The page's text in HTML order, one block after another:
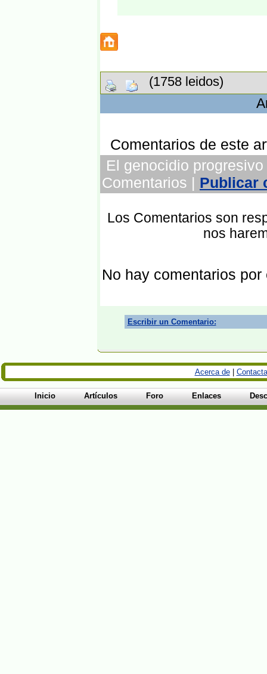
(1758 leidos)
Comentarios de este
El genocidio
Comentarios | Publicar
Los Comentarios son
nos
No hay comentarios por
Escribir un Comentario:
Acerca de|
Inicio Artículos Foro Enlaces